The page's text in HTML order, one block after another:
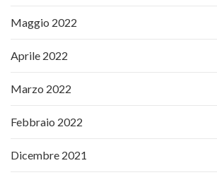
Maggio 2022
Aprile 2022
Marzo 2022
Febbraio 2022
Dicembre 2021